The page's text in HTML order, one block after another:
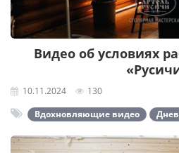
Видео об условиях
10.11.2024 130
Вдохновляющие видео